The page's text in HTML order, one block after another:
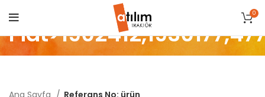
0
Ana Sayfa
Referans No: ürün